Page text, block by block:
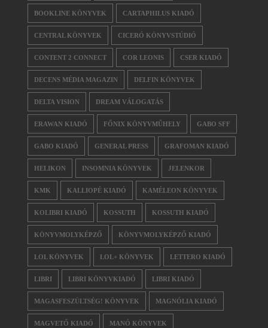
BOOKLINE KÖNYVEK CARTAPHILUS KIADÓ
CENTRAL KÖNYVEK CICERÓ KÖNYVSTÚDIÓ
CONTENT 2 CONNECT COR LEONIS CSER KIADÓ
DECENS MÉDIA MAGAZIN DELFIN KÖNYVEK
DELTA VISION DREAM VÁLOGATÁS
ERAWAN KIADÓ FŐNIX KÖNYVMŰHELY GABO SFF
GABO KIADÓ GENERAL PRESS GRAFOMAN KIADÓ
HELIKON INSOMNIA KÖNYVEK JELENKOR
KMK KALLIOPÉ KIADÓ KAMÉLEON KÖNYVEK
KOLIBRI KIADÓ KOSSUTH KOSSUTH KIADÓ
KÖNYVMOLYKÉPZŐ KÖNYVMOLYKÉPZŐ KIADÓ
LOL KÖNYVEK LOL+ KÖNYVEK LETTERO KIADÓ
LIBRI LIBRI KÖNYVKIADÓ LIBRI KIADÓ
MAGASFESZÜLTSÉG! KÖNYVEK MAGNÓLIA KIADÓ
MAGVETŐ KIADÓ MANÓ KÖNYVEK